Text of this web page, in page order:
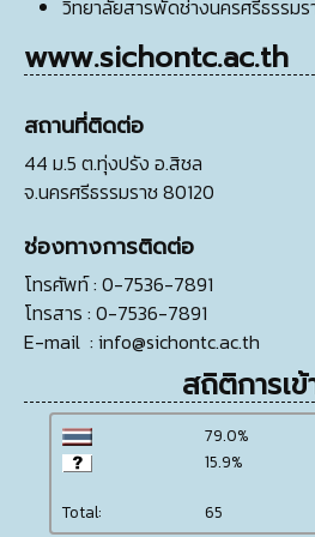
วิทยาลัยสารพัดช่างนครศรีธรรมร
www.sichontc.ac.th
สถานที่ติดต่อ
44 ม.5 ต.ทุ่งปรัง อ.สิชล
จ.นครศรีธรรมราช 80120
ช่องทางการติดต่อ
โทรศัพท์: 0-7536-7891
โทรสาร : 0-7536-7891
E-mail : info@sichontc.ac.th
สถิติการเ
79.0%
15.9%
Total: 65